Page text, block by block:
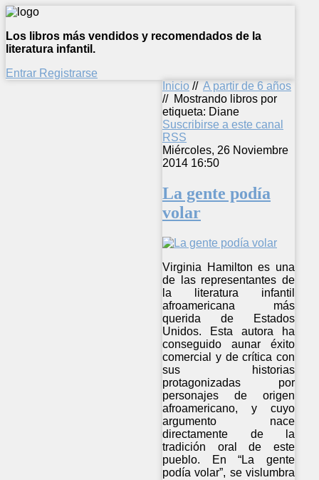
Los libros más vendidos y recomendados de la
literatura infantil.
Entrar Registrarse
Inicio // A partir de 6 años
// Mostrando libros por
etiqueta: Diane
Suscribirse a este canal
RSS
Miércoles, 26 Noviembre
2014 16:50
La gente podía
volar
Virginia Hamilton es una
de las representantes de
la literatura infantil
afroamericana más
querida de Estados
Unidos. Esta autora ha
conseguido aunar éxito
comercial y de crítica con
sus historias
protagonizadas por
personajes de origen
afroamericano, y cuyo
argumento nace
directamente de la
tradición oral de este
pueblo. En “La gente
podía volar”, se vislumbra